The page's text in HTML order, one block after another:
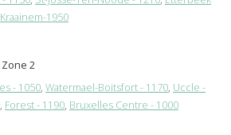
Kraainem-1950
2
- 1050, Watermael-Boitsfort - 1170, Uccle -
, Forest - 1190, Bruxelles Centre - 1000